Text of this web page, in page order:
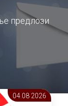
предлози
04.08 2026